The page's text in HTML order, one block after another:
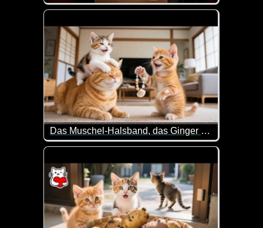
Dieser niedlichen Halloween-Katze könnte wohl
Das Muschel-Halsband, das Ginger und MooMoo sorgfältig für MamaCat gemacht haben
Sehr lieb wie die Kätzchen eine Muschelkette für